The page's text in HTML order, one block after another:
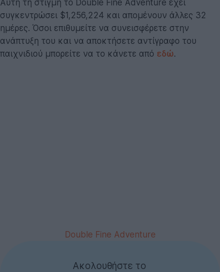
Αυτή τη στιγμή το Double Fine Adventure έχει
συγκεντρώσει $1,256,224 και απομένουν άλλες 32
ημέρες. Όσοι επιθυμείτε να συνεισφέρετε στην
ανάπτυξη του και να αποκτήσετε αντίγραφο του
παιχνιδιού μπορείτε να το κάνετε από εδώ.
Double Fine Adventure
Ακολουθήστε το